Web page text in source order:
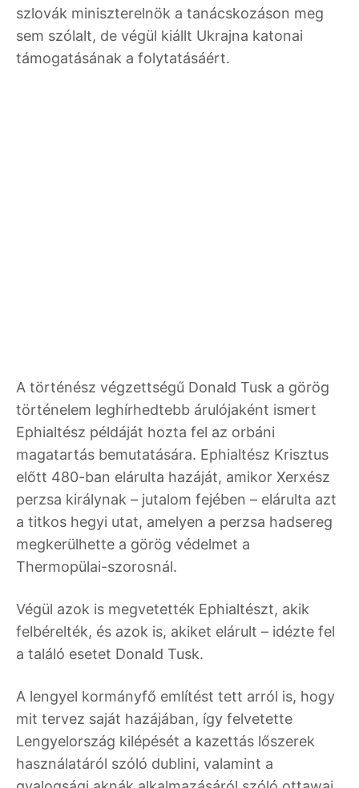
szlovák miniszterelnök a tanácskozáson meg
sem szólalt, de végül kiállt Ukrajna katonai
támogatásának a folytatásáért.
A történész végzettségű Donald Tusk a görög
történelem leghírhedtebb árulójaként ismert
Ephialtész példáját hozta fel az orbáni
magatartás bemutatására. Ephialtész Krisztus
előtt 480-ban elárulta hazáját, amikor Xerxész
perzsa királynak – jutalom fejében – elárulta azt
a titkos hegyi utat, amelyen a perzsa hadsereg
megkerülhette a görög védelmet a
Thermopülai-szorosnál.
Végül azok is megvetették Ephialtészt, akik
felbérelték, és azok is, akiket elárult – idézte fel
a találó esetet Donald Tusk.
A lengyel kormányfő említést tett arról is, hogy
mit tervez saját hazájában, így felvetette
Lengyelország kilépését a kazettás lőszerek
használatáról szóló dublini, valamint a